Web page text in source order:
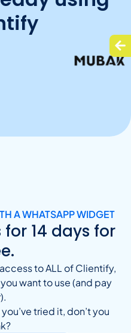
A WHATSAPP WIDGET
for 14 days for
to ALL of Clientify,
want to use (and pay
tried it, don’t you